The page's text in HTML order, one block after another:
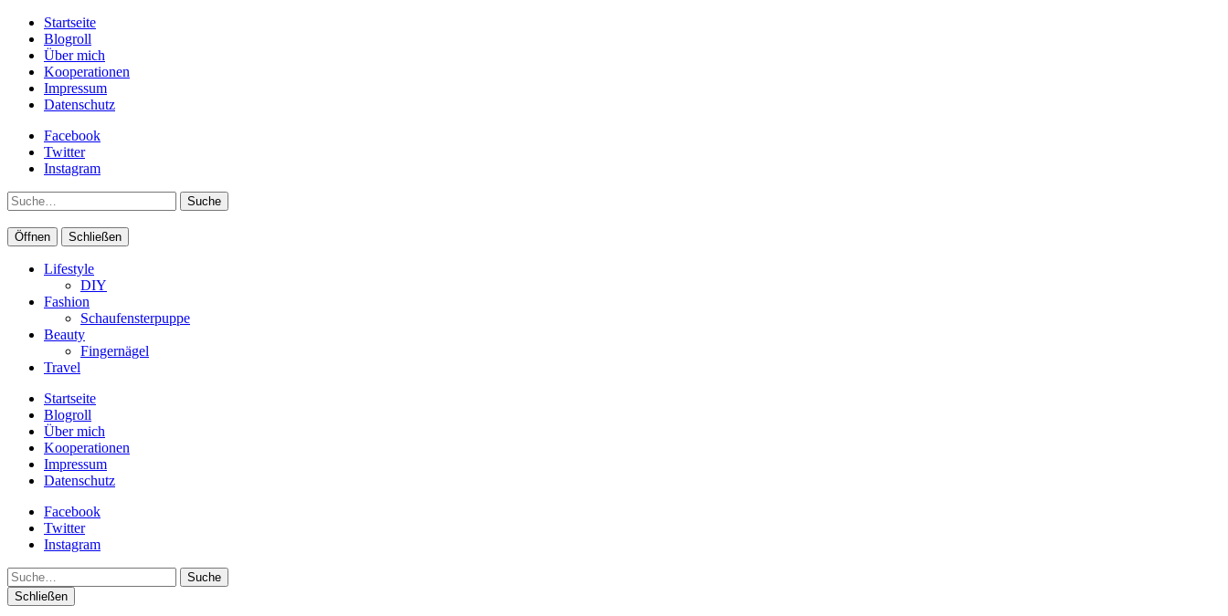
Startseite
Blogroll
Über mich
Kooperationen
Impressum
Datenschutz
Facebook
Twitter
Instagram
Suche
Öffnen Schließen
Lifestyle
DIY
Fashion
Schaufensterpuppe
Beauty
Fingernägel
Travel
Startseite
Blogroll
Über mich
Kooperationen
Impressum
Datenschutz
Facebook
Twitter
Instagram
Suche
Schließen